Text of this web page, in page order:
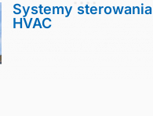
Systemy sterowania
HVAC